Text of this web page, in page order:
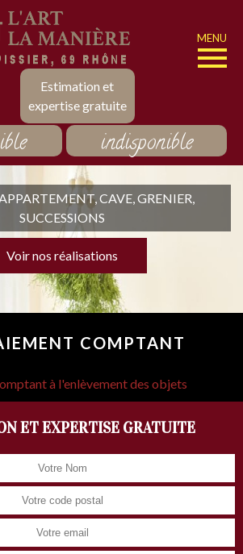
Estimation et
expertise gratuite
MENU
indisponible
CAVE, GRENIER,
SUCCESSIONS
Voir nos réalisations
COMPTANT
à l'enlèvement des objets
ET EXPERTISE GRATUITE